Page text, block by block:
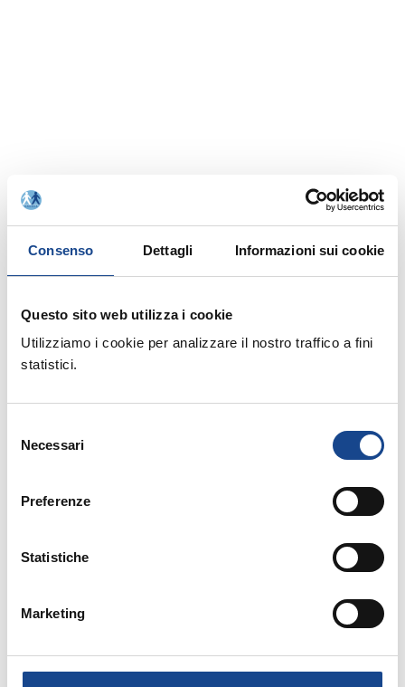
Consenso Dettagli Informazioni sui cookie
Questo sito web utilizza i cookie
Utilizziamo i cookie per analizzare il nostro traffico a fini
statistici.
delNecessari
Preferenze
Statistiche
Marketing